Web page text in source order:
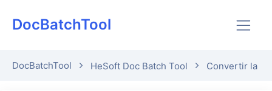
DocBatchTool
DocBatchTool HeSoft Doc Batch Tool Convertir la